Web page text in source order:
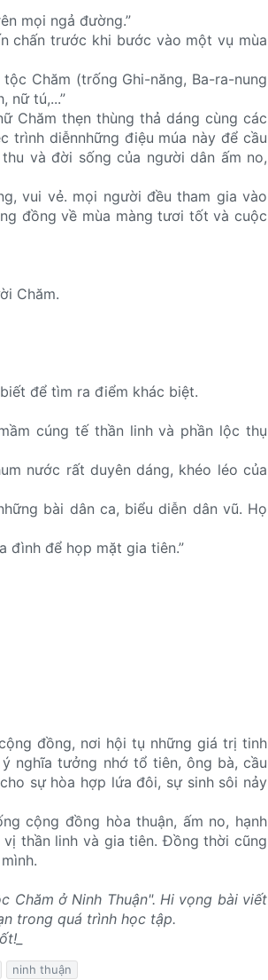
mọi ngả đường.”
chấn trước khi bước vào một vụ mùa
Chăm (trống Ghi-năng, Ba-ra-nung
nữ tú,...”
Chăm thẹn thùng thả dáng cùng các
trình diễnnhững điệu múa này để cầu
và đời sống của người dân ấm no,
vui vẻ. mọi người đều tham gia vào
đồng về mùa màng tươi tốt và cuộc
Chăm.
để tìm ra điểm khác biệt.
cúng tế thần linh và phần lộc thụ
nước rất duyên dáng, khéo léo của
bài dân ca, biểu diễn dân vũ. Họ
đình để họp mặt gia tiên.”
đồng, nơi hội tụ những giá trị tinh
nghĩa tưởng nhớ tổ tiên, ông bà, cầu
sự hòa hợp lứa đôi, sự sinh sôi nảy
cộng đồng hòa thuận, ấm no, hạnh
thần linh và gia tiên. Đồng thời cũng
Chăm ở Ninh Thuận". Hi vọng bài viết
trong quá trình học tập.
ninh thuận